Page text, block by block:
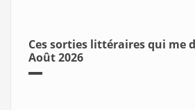
Ces sorties littéraires qui me
Août 2026